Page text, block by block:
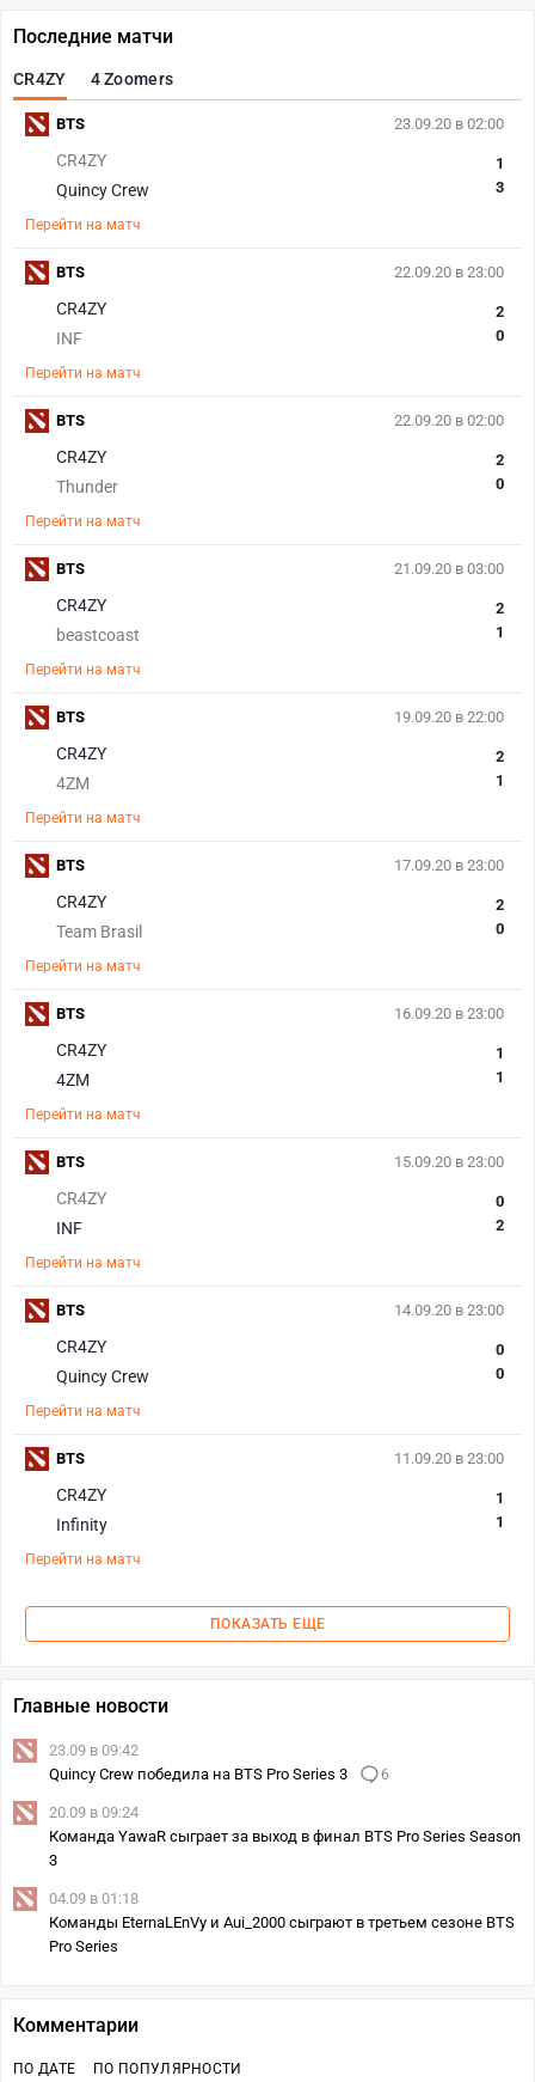
Последние матчи
CR4ZY 4 Zoomers
23.09.20 в 02:00
CR4ZY
Quincy Crew
1
3
Перейти на матч
BTS
22.09.20 в 23:00
CR4ZY
INF
2
0
Перейти на матч
BTS
22.09.20 в 02:00
CR4ZY
Thunder
2
0
Перейти на матч
BTS
21.09.20 в 03:00
CR4ZY
beastcoast
2
1
Перейти на матч
BTS
19.09.20 в 22:00
CR4ZY
4ZM
2
1
Перейти на матч
BTS
17.09.20 в 23:00
CR4ZY
Team Brasil
2
0
Перейти на матч
BTS
16.09.20 в 23:00
CR4ZY
4ZM
1
1
Перейти на матч
BTS
15.09.20 в 23:00
CR4ZY
INF
0
2
Перейти на матч
BTS
14.09.20 в 23:00
CR4ZY
Quincy Crew
0
0
Перейти на матч
BTS
11.09.20 в 23:00
CR4ZY
Infinity
1
1
Перейти на матч
BTS
ПОКАЗАТЬ ЕЩЕ
Главные новости
23.09 в 09:42
Quincy Crew победила на BTS Pro Series 3
6
20.09 в 09:24
Команда YawaR сыграет за выход в финал BTS Pro Series Season
3
04.09 в 01:18
Команды EternaLEnVy и Aui_2000 сыграют в третьем сезоне BTS
Pro Series
Комментарии
ПО ДАТЕ ПО ПОПУЛЯРНОСТИ